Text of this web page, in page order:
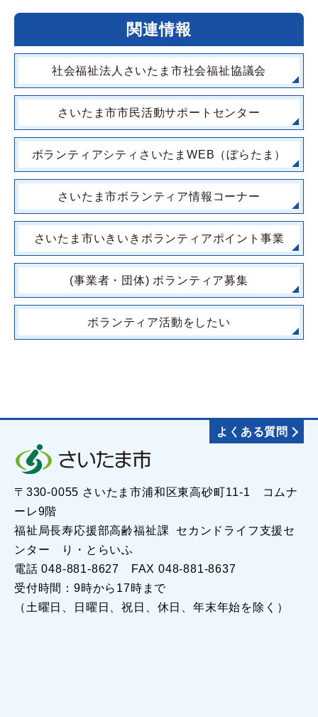
関連情報
社会福祉法人さいたま市社会福祉協議会
さいたま市市民活動サポートセンター
ボランティアシティさいたまWEB（ぼらたま）
さいたま市ボランティア情報コーナー
さいたま市いきいきボランティアポイント事業
(事業者・団体) ボランティア募集
ボランティア活動をしたい
よくある質問
〒330-0055 さいたま市浦和区東高砂町11-1 コムナ
ーレ9階
福祉局長寿応援部高齢福祉課 セカンドライフ支援セ
ンター り・とらいふ
電話 048-881-8627 FAX 048-881-8637
受付時間：9時から17時まで
（土曜日、日曜日、祝日、休日、年末年始を除く）